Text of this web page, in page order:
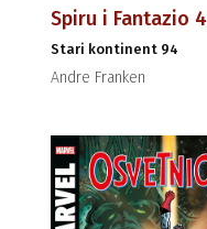
Spiru i Fantazio 4
Stari kontinent 94
Andre Franken